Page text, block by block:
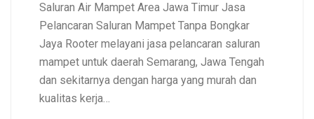
Saluran Air Mampet Area Jawa Timur Jasa
Pelancaran Saluran Mampet Tanpa Bongkar
Jaya Rooter melayani jasa pelancaran saluran
mampet untuk daerah Semarang, Jawa Tengah
dan sekitarnya dengan harga yang murah dan
kualitas kerja…